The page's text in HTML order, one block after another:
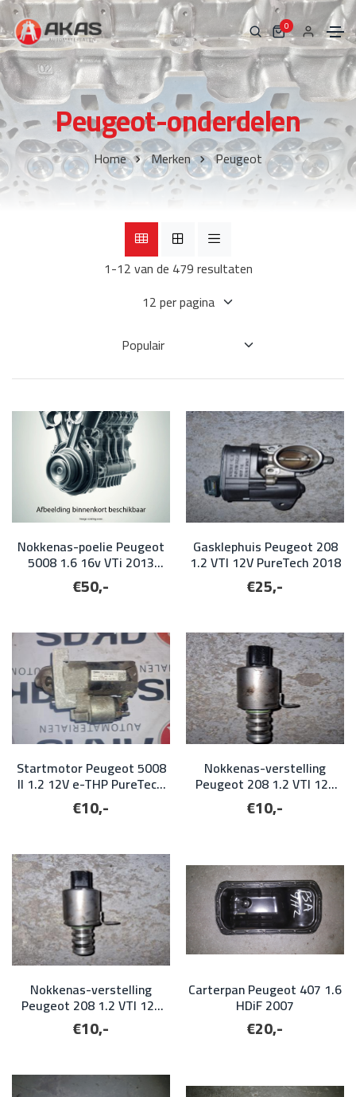
0
Peugeot-onderdelen
Home Merken Peugeot
1-12 van de 479 resultaten
Nokkenas-poelie Peugeot
5008 1.6 16v VTi 2013
inlaat
€50,-
Gasklephuis Peugeot 208
1.2 VTI 12V PureTech 2018
€25,-
Startmotor Peugeot 5008
II 1.2 12V e-THP PureTech
2018
€10,-
Nokkenas-verstelling
Peugeot 208 1.2 VTI 12V
PureTech 2016
€10,-
Nokkenas-verstelling
Peugeot 208 1.2 VTI 12V
PureTech 2016
€10,-
Carterpan Peugeot 407 1.6
HDiF 2007
€20,-